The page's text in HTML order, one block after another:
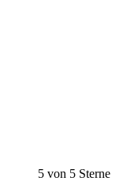
5 von 5 Sterne